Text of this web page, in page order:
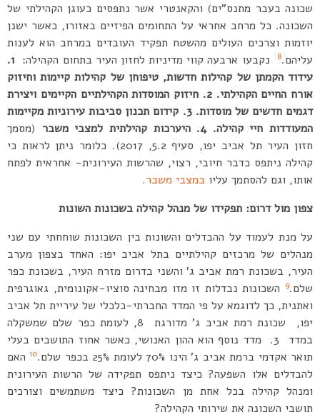
שכונה בעבר מתנס”ים) והקאנטרי אשר נתפסים כעוגן הקהילתי של
השכונה. כל מרחב אחראי על התחומים הפיזיים באזורו, כאשר ישנן
יוזמות וצרכים העולים מהשטח תפקיד העובדים במרחב הוא לענות
עליהם.8 נקבעו ארבעה קווי מדיניות לחזון העיר בתחום הקהילה:
1.
עידוד הקמתן של קהילות חדשות, טיפוחן של קהילות קיימות וחיזוק
אורח החיים הקהילתי. 2. חיזוק המוסדות הקהילתיים הקיימים ויצירת
דגמים חדשים של מוסדות. 3. קידום תכנון סביבות עירוניות מקיימות
המעודדות חיי קהילה. 4. היערכות קהילתית למצבי משבר
(מסמך
חזון העיר תל אביב יפו, סעיף 5.2, 2017). כלומר ניתן לראות כי
קהילה ניתפס כדבר חיובי, רצוי, שהרשות העירונית- אחראית לפתח
אותו, וגם להסתמך עליו במצבי משבר.
צפון מול דרום: תפקידו של מנהל קהילה בשכונות השונות
על מנת לעמוד על ההבדלים והשונות בין השכונות שוחחתי עם שני
מנהלים של מרכזים קהילתיים בתל אביב יפו: האחד בצפון מערב
העיר, בשכונת רמת אביב ג’ והשני בדרום מזרח העיר, בשכונת כפר
שלם.9 השכונות נבדלות זו מזו מבחינה סוציו-אקונומית, גאוגרפית
ואתנית, כך לדוגמא על פי המדד החברתי-כלכלי של עיריית תל אביב
יפו, שכונת רמת אביב ג’ מדורגת 8, לעומת כפר שלם שמשקלה
במדד 3. מדד נוסף הוא ההון האנושי, כאשר אחוז התושבים בעלי
תואר אקדמי ברמת אביב ג’ הינו 70% לעומת 25% בכפר שלם.
10האם
להבדלים אלו השפעה? כיצד ניתפס תפקידה של הרשות העירונית
ומנהל קהילה בכל אחת מן השכונות? כיצד משתמשים וצורכים
תושבי השכונה את שירותי הקהילה?